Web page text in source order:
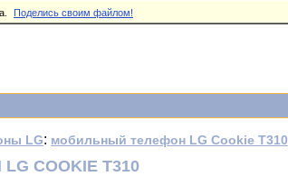
Поделись своим файлом!
LG: мобильный телефон LG Cookie T310
COOKIE T310